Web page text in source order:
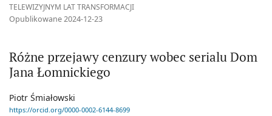
TELEWIZYJNYM LAT TRANSFORMACJI
Różne przejawy cenzury wobec serialu Dom
Jana Łomnickiego
Opublikowane 2024-12-23
Piotr Śmiałowski
https://orcid.org/0000-0002-6144-8699